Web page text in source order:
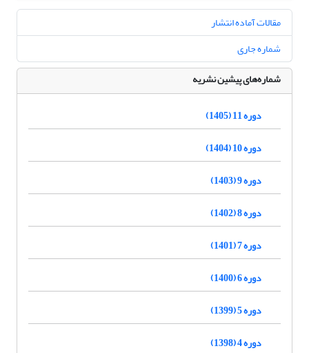
مقالات آماده انتشار
شماره جاری
شماره‌های پیشین نشریه
دوره 11 (1405)
دوره 10 (1404)
دوره 9 (1403)
دوره 8 (1402)
دوره 7 (1401)
دوره 6 (1400)
دوره 5 (1399)
دوره 4 (1398)